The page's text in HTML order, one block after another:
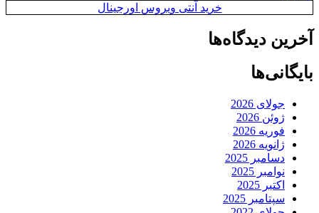
خرید آنتی ویروس اورجینال
آخرین دیدگاه‌ها
بایگانی‌ها
جولای 2026
ژوئن 2026
فوریه 2026
ژانویه 2026
دسامبر 2025
نوامبر 2025
اکتبر 2025
سپتامبر 2025